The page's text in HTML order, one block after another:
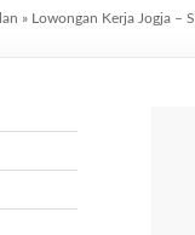
» Lowongan Kerja Jogja –